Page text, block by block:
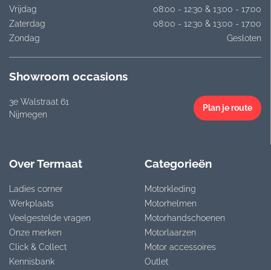
Vrijdag
08:00 - 12:30 & 13:00 - 17:00
Zaterdag
08:00 - 12:30 & 13:00 - 17:00
Zondag
Gesloten
Showroom occasions
3e Walstraat 61
Nijmegen
Plan je route
Over Termaat
Ladies corner
Werkplaats
Veelgestelde vragen
Onze merken
Click & Collect
Kennisbank
Categorieën
Motorkleding
Motorhelmen
Motorhandschoenen
Motorlaarzen
Motor accessoires
Outlet